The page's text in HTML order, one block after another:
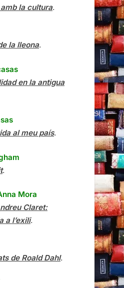
la cultura.
la lleona.
en la antigua
al meu país.
.
Mora
Claret:
a l’exili.
de Roald Dahl.